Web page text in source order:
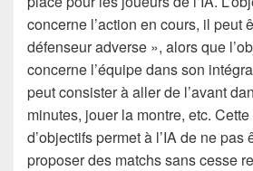
concerne l’action en cours, il peut
défenseur adverse », alors que
concerne l’équipe dans son
peut consister à aller de l’avant
minutes, jouer la montre, etc.
d’objectifs permet à l’IA de ne pas
proposer des matchs sans cesse